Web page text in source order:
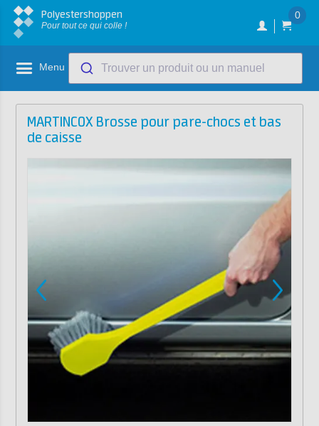
Polyestershoppen
Pour tout ce qui colle !
0
Menu Trouver un produit ou un manuel
MARTINCOX Brosse pour pare-chocs et bas
de caisse